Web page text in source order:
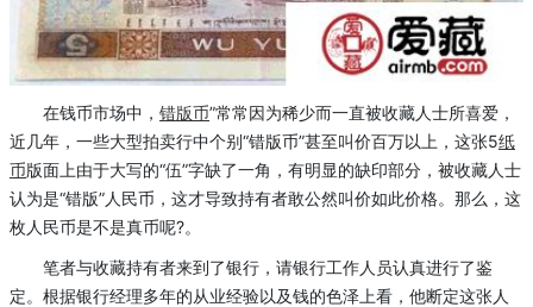
在钱币市场中， 错版币”常常因为稀少而一直被收藏人士所喜爱，
近几年，一些大型拍卖行中个别“错版币”甚至叫价百万以上，这张5纸
币版面上由于大写的“伍”字缺了一角，有明显的缺印部分，被收藏人士
认为是“错版”人民币，这才导致持有者敢公然叫价如此价格。那么，这
枚人民币是不是真币呢?。
笔者与收藏持有者来到了银行，请银行工作人员认真进行了鉴
定。根据银行经理多年的从业经验以及钱的色泽上看，他断定这张人